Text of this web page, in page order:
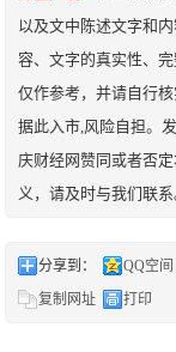
以及文中陈述文字和
容、文字的真实性、
仅作参考，并请自行
据此入市,风险自担。
庆财经网赞同或者否
义，请及时与我们联系
分享到： QQ空间
复制网址
打印